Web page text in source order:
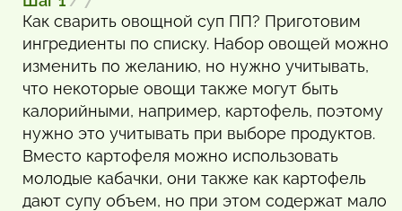
Как сварить овощной суп ПП? Приготовим
ингредиенты по списку. Набор овощей можно
изменить по желанию, но нужно учитывать,
что некоторые овощи также могут быть
калорийными, например, картофель, поэтому
нужно это учитывать при выборе продуктов.
Вместо картофеля можно использовать
молодые кабачки, они также как картофель
дают супу объем, но при этом содержат мало